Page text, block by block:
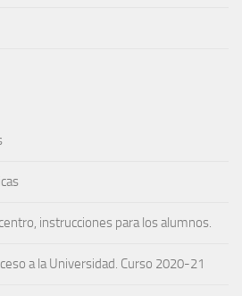
instrucciones para los alumnos.
a la Universidad. Curso 2020-21